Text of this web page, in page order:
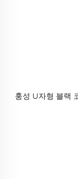
훙성 U자형 블랙